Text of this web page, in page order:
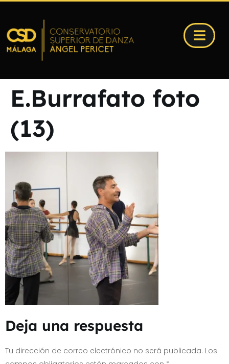
E.Burrafato foto
(13)
Deja una respuesta
Tu dirección de correo electrónico no será publicada. Los